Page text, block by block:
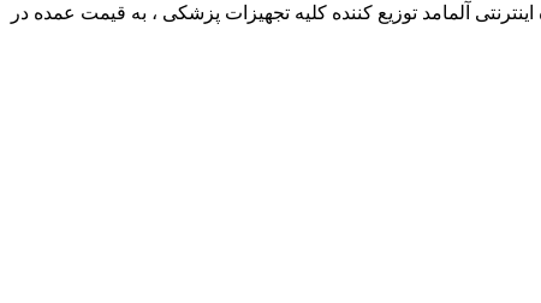
آلمامد توزیع کننده کلیه تجهیزات پزشکی ، به قیمت عمده در